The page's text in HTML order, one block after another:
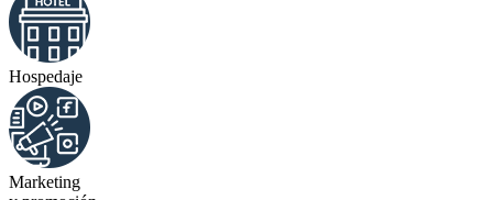
Hospedaje
Marketing